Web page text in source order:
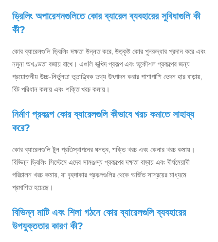
ড্রিলিং অপারেশনগুলিতে কোর ব্যারেল ব্যবহারের সুবিধাগুলি কী
কী?
কোর ব্যারেলগুলি ড্রিলিং দক্ষতা উন্নত করে, উত্কৃষ্ট কোর পুনরুদ্ধার প্রদান করে এবং
নমুনা অখণ্ডতা বজায় রাখে। এগুলি ভূখিদ প্রকল্প এবং ভূকৌশল প্রকল্পের জন্য
প্রয়োজনীয় উচ্চ-নির্ভুলতা ভূতাত্ত্বিক তথ্য উৎপাদন করার পাশাপাশি ভেদন হার বাড়ায়,
বিট পরিধান কমায় এবং শক্তি খরচ কমায়।
নির্মাণ প্রকল্পে কোর ব্যারেলগুলি কীভাবে খরচ কমাতে সাহায্য
করে?
কোর ব্যারেলগুলি টুল প্রতিস্থাপনের ঘনত্ব, শক্তি খরচ এবং কেনার খরচ কমায়।
বিভিন্ন ড্রিলিং সিস্টেমে এদের সামঞ্জস্য প্রকল্পের দক্ষতা বাড়ায় এবং দীর্ঘমেয়াদী
পরিচালন খরচ কমায়, যা বৃহদাকার প্রকল্পগুলির থেকে অর্জিত সাশ্রয়ের মাধ্যমে
প্রমাণিত হয়েছে।
বিভিন্ন মাটি এবং শিলা গঠনে কোর ব্যারেলগুলি ব্যবহারের
উপযুক্ততার কারণ কী?